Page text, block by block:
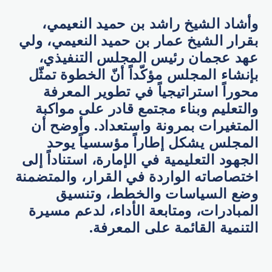
وأشاد الشيخ راشد بن حميد النعيمي،
بقرار الشيخ عمار بن حميد النعيمي، ولي
عهد عجمان رئيس المجلس التنفيذي،
بإنشاء المجلس مؤكّداً أنّ الخطوة تمثّل
محوراً استراتيجياً في تطوير المعرفة
والتعليم وبناء مجتمع قادر على مواكبة
المتغيرات بمرونة واستعداد. وأوضح أن
المجلس يشكل إطاراً مؤسسياً يوحد
الجهود التعليمية في الإمارة، استناداً إلى
اختصاصاته الواردة في القرار، والمتضمنة
وضع السياسات والخطط، وتنسيق
المبادرات، ومتابعة الأداء، لدعم مسيرة
التنمية القائمة على المعرفة.